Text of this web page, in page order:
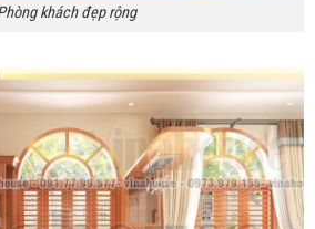
khách đẹp rộng